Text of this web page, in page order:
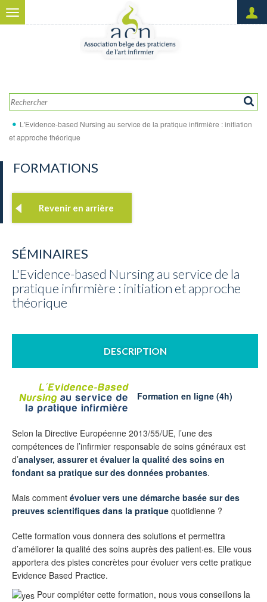
Aller au contenu principal
de passe
Toggle
navigation
L'Evidence-based Nursing au service de la pratique infirmière : initiation
et approche théorique
FORMATIONS
Revenir en arrière
SÉMINAIRES
L'Evidence-based Nursing au service de la
pratique infirmière : initiation et approche
théorique
DESCRIPTION
Formation en ligne (4h)
Selon la Directive Européenne 2013/55/UE, l’une des
compétences de l’infirmier responsable de soins généraux est
d’analyser, assurer et évaluer la qualité des soins en
fondant sa pratique sur des données probantes.
Mais comment évoluer vers une démarche basée sur des
preuves scientifiques dans la pratique quotidienne ?
Cette formation vous donnera des solutions et permettra
d’améliorer la qualité des soins auprès des patient·es. Elle vous
apportera des pistes concrètes pour évoluer vers cette pratique
Evidence Based Practice.
Pour compléter cette formation, nous vous conseillons la